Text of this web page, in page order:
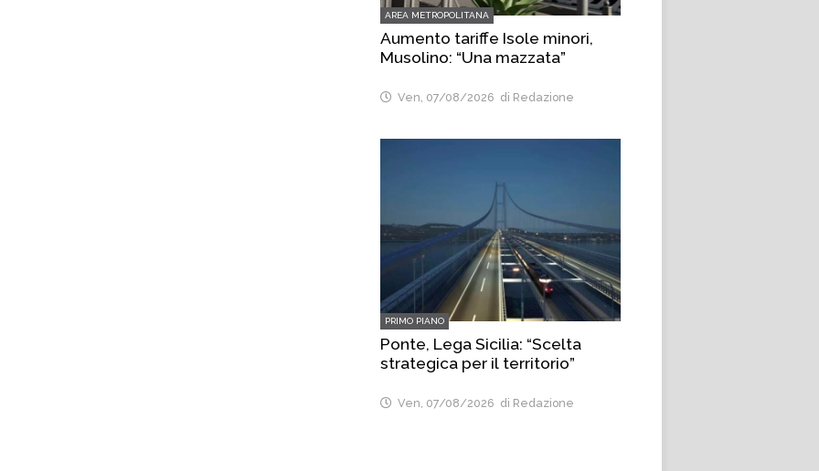
AREA METROPOLITANA
Aumento tariffe Isole minori,
Musolino: “Una mazzata”
Ven, 07/08/2026 di Redazione
PRIMO PIANO
Ponte, Lega Sicilia: “Scelta
strategica per il territorio”
Ven, 07/08/2026 di Redazione